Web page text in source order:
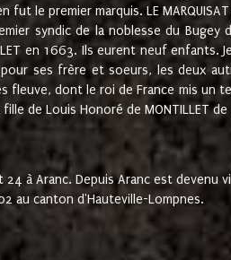
fut le premier marquis. LE
syndic de la noblesse du
en 1663. Ils eurent neuf
ses frère et soeurs, les deux
dont le roi de France mis un
de Louis Honoré de MONTILLET
à Aranc. Depuis Aranc est devenu
au canton d'Hauteville-Lompnes.